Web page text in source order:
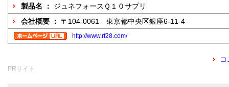
製品名 ： ジュネフォースＱ１０サプリ
会社概要 ： 〒104-0061 東京都中央区銀座6-11-4
http://www.rf28.com/
PRサイト